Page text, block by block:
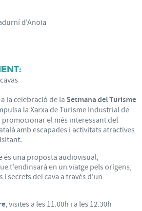
d'Anoia
la celebració de la Setmana del Turisme
la Xarxa de Turisme Industrial de
promocionar el més interessant del
amb escapades i activitats atractives
és una proposta audiovisual,
t'endinsarà en un viatge pels orígens,
i secrets del cava a través d'un
, visites a les 11.00h i a les 12.30h